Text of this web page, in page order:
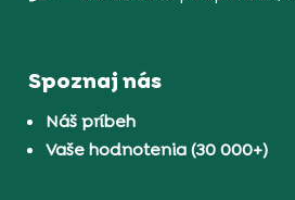
Spoznaj nás
Náš príbeh
Vaše hodnotenia (30 000+)